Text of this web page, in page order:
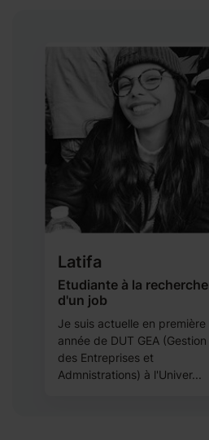
Latifa
Etudiante à la recherche
d'un job
Je suis actuelle en première
année de DUT GEA (Gestion
des Entreprises et
Admnistrations) à l'Univer...